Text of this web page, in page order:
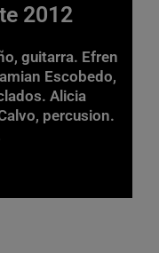
2012
guitarra. Efren
Escobedo,
Alicia
percusion.